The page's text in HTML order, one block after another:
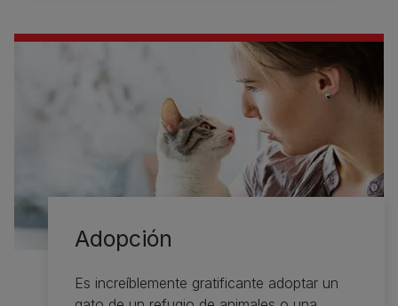
Adopción
Es increíblemente gratificante adoptar un